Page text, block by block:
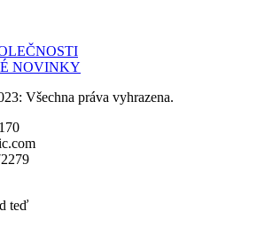
NOVINKY
Všechna práva vyhrazena.
teď